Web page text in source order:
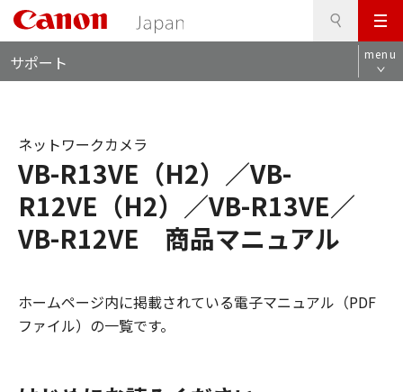
メ
ニ
ュ
サポート menu
VB-R13VE（H2）／VB-
R12VE（H2）／VB-R13VE／
VB-R12VE 商品マニュアル
ネットワークカメラ
ホームページ内に掲載されている電子マニュアル（PDF
ファイル）の一覧です。